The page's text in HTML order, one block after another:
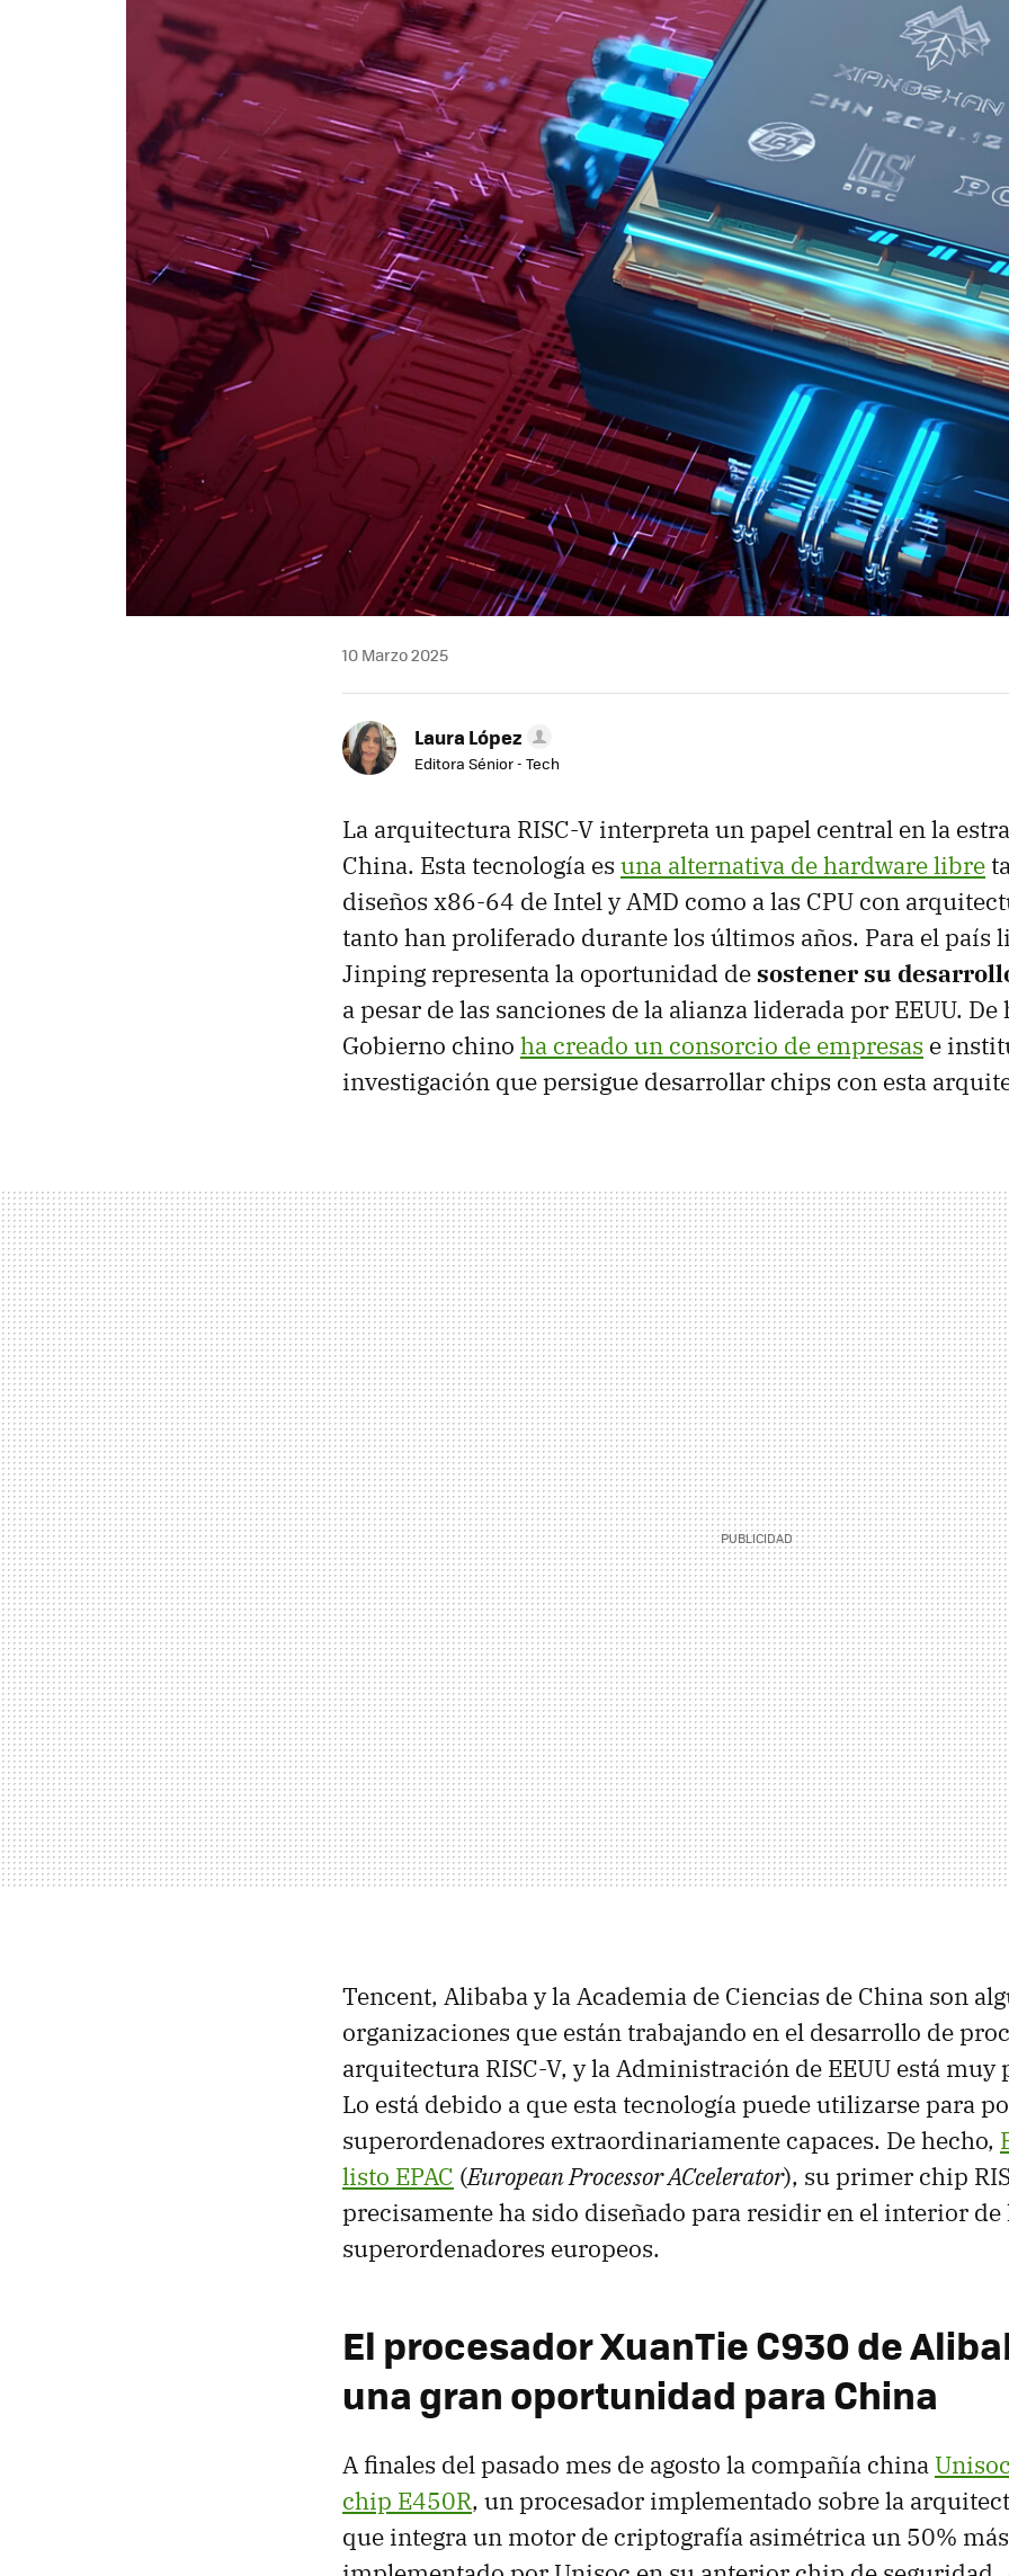
10 Marzo 2025
Laura López
Editora Sénior - Tech
La arquitectura RISC-V interpreta un papel central en la
China. Esta tecnología es una alternativa de hardware libre
diseños x86-64 de Intel y AMD como a las CPU con
tanto han proliferado durante los últimos años. Para el país
Jinping representa la oportunidad desostener su
a pesar de las sanciones de la alianza liderada por EEUU. De
Gobierno chino ha creado un consorcio de empresas e
investigación que persigue desarrollar chips con esta
Tencent, Alibaba y la Academia de Ciencias de China son
organizaciones que están trabajando en el desarrollo de
arquitectura RISC-V, y la Administración de EEUU está muy
Lo está debido a que esta tecnología puede utilizarse para
superordenadores extraordinariamente capaces. De hecho,
listo EPAC (European Processor ACcelerator), su primer chip
precisamente ha sido diseñado para residir en el interior
superordenadores europeos.
El procesador XuanTie C930 de
una gran oportunidad para China
A finales del pasado mes de agosto la compañía china
chip E450R, un procesador implementado sobre la
que integra un motor de criptografía asimétrica un 50%